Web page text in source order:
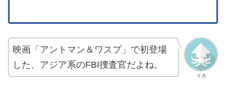
イカ
映画「アントマン＆ワスプ」で初登場
した、アジア系のFBI捜査官だよね。